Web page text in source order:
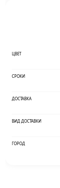
ЦВЕТ
СРОКИ
ДОСТАВКА
ВИД ДОСТАВКИ
ГОРОД